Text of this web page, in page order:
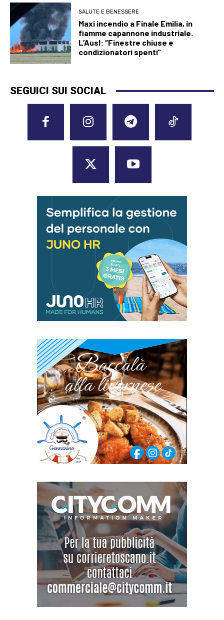
SALUTE E BENESSERE
Maxi incendio a Finale Emilia, in
fiamme capannone industriale.
L’Ausl: “Finestre chiuse e
condizionatori spenti”
SEGUICI SUI SOCIAL